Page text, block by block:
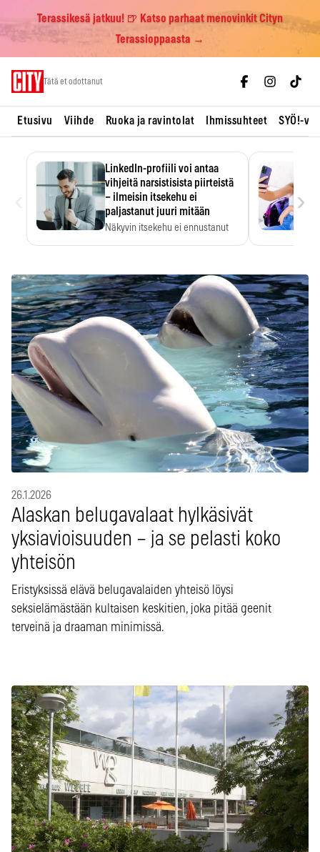
Terassikesä jatkuu! 🍺 Katso parhaat menovinkit Cityn
Terassioppaasta →
Tätä et odottanut
Etusivu Viihde Ruoka ja ravintolat Ihmissuhteet SYÖ!-
LinkedIn-profiili voi antaa
vihjeitä narsistisista piirteistä
– ilmeisin itsekehu ei
paljastanut juuri mitään
Näkyvin itsekehu ei ennustanut
›
26.1.2026
Alaskan belugavalaat hylkäsivät
yksiavioisuuden – ja se pelasti koko
yhteisön
Eristyksissä elävä belugavalaiden yhteisö löysi
seksielämästään kultaisen keskitien, joka pitää geenit
terveinä ja draaman minimissä.